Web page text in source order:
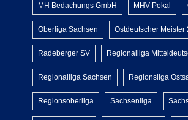
MH Bedachungs GmbH MHV-Pokal
Oberliga Sachsen Ostdeutscher Meister
Radeberger SV Regionalliga
Regionalliga Sachsen Regionsliga
Regionsoberliga Sachsenliga